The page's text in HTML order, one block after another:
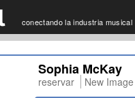
conectando la industria musical
Sophia McKay
reservar New